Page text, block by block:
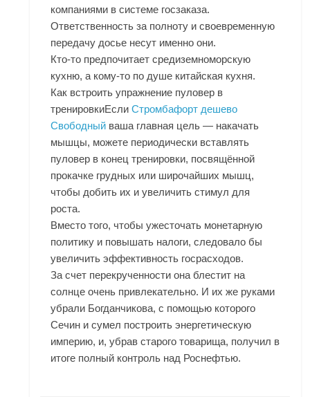
компаниями в системе госзаказа.
Ответственность за полноту и своевременную
передачу досье несут именно они.
Кто-то предпочитает средиземноморскую
кухню, а кому-то по душе китайская кухня.
Как встроить упражнение пуловер в
тренировкиЕслиСтромбафорт дешево
Свободный ваша главная цель — накачать
мышцы, можете периодически вставлять
пуловер в конец тренировки, посвящённой
прокачке грудных или широчайших мышц,
чтобы добить их и увеличить стимул для
роста.
Вместо того, чтобы ужесточать монетарную
политику и повышать налоги, следовало бы
увеличить эффективность госрасходов.
За счет перекрученности она блестит на
солнце очень привлекательно. И их же руками
убрали Богданчикова, с помощью которого
Сечин и сумел построить энергетическую
империю, и, убрав старого товарища, получил в
итоге полный контроль над Роснефтью.